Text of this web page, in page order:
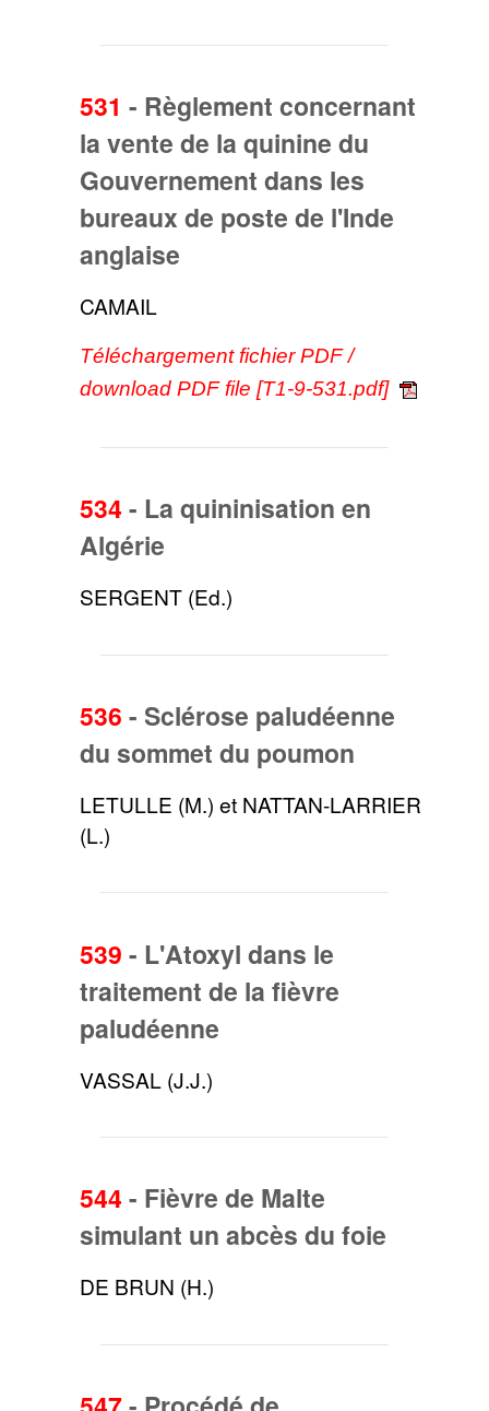
531 - Règlement concernant
la vente de la quinine du
Gouvernement dans les
bureaux de poste de l'Inde
anglaise
CAMAIL
Téléchargement fichier PDF /
download PDF file [T1-9-531.pdf]
534 - La quininisation en
Algérie
SERGENT (Ed.)
536 - Sclérose paludéenne
du sommet du poumon
LETULLE (M.) et NATTAN-LARRIER
(L.)
539 - L'Atoxyl dans le
traitement de la fièvre
paludéenne
VASSAL (J.J.)
544 - Fièvre de Malte
simulant un abcès du foie
DE BRUN (H.)